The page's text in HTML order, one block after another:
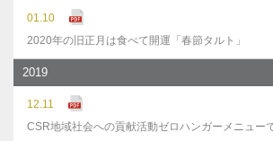
01.10
2020年の旧正月は食べて開運「春節タルト」
2019
12.11
CSR地域社会への貢献活動ゼロハンガーメニュー